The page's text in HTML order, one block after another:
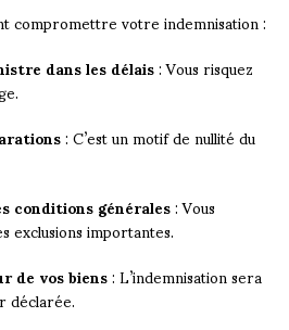
compromettre votre indemnisation :
dans les délais: Vous risquez
: C’est un motif de nullité du
conditions générales: Vous
importantes.
de vos biens: L’indemnisation sera